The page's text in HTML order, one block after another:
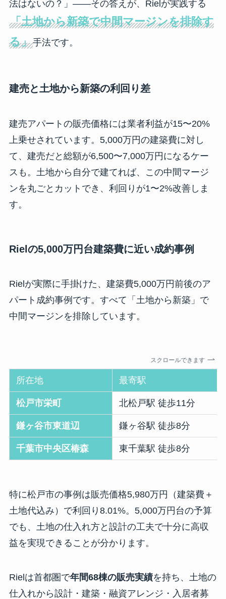
法はないの？」——その答えが、Rielが実践する
「土地から新築で中間マージンを排除す
る」手法です。
建売と土地から新築の利回り差
建売アパートの販売価格には業者利益が15〜20%
上乗せされています。5,000万円の建築費に対し
て、建売だと総額が6,500〜7,000万円になるケー
スも。土地から自分で建てれば、この中間マージ
ンを丸ごとカットでき、利回りが1〜2%改善しま
す。
Rielの5,000万円台建築費に近い成約事例
Rielが実際に手掛けた、建築費5,000万円前後のア
パート成約事例です。すべて「土地から新築」で
中間マージンを排除しています。
スクロールできます
所在地 最寄駅
松戸市栄町 北松戸駅 徒歩11分
鎌ヶ谷市東道辺 鎌ヶ谷駅 徒歩8分
千葉市中央区椿森 東千葉駅 徒歩8分
特に松戸市の事例は販売価格5,980万円（建築費＋
土地代込み）で利回り8.01%。5,000万円台の予算
でも、土地の仕入れ方と設計の工夫で十分に高収
益を実現できることが分かります。
Rielは首都圏で年間68棟の販売実績を持ち、土地の
仕入れから設計・建築・融資アレンジ・入居者募